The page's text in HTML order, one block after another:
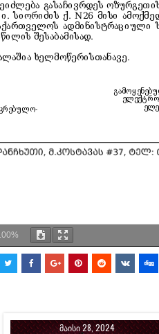
ᲛᲐᲘᲡᲘ 28, 2024